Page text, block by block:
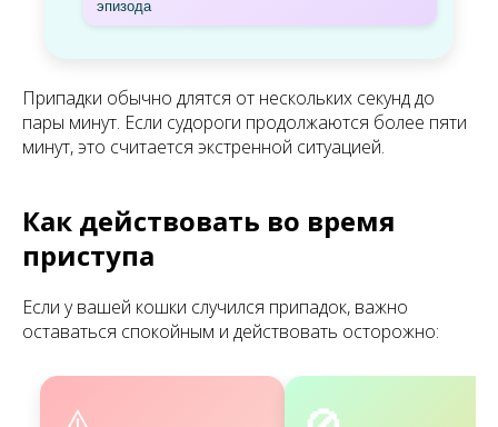
эпизода
Припадки обычно длятся от нескольких секунд до
пары минут. Если судороги продолжаются более пяти
минут, это считается экстренной ситуацией.
Как действовать во время
приступа
Если у вашей кошки случился припадок, важно
оставаться спокойным и действовать осторожно: